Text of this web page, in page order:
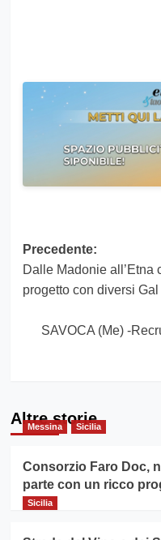
Navigazione
articolo
Precedente:
Dalle Madonie all’Etna
progetto con diversi
SAVOCA (Me) -
Altre storie
Messina Sicilia
Consorzio Faro Doc,
parte con un ricco
Sicilia